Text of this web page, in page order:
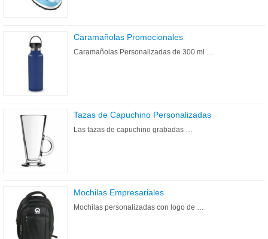
Caramañolas Promocionales
Caramañolas Personalizadas de 300 ml …
Tazas de Capuchino Personalizadas
Las tazas de capuchino grabadas …
Mochilas Empresariales
Mochilas personalizadas con logo de …